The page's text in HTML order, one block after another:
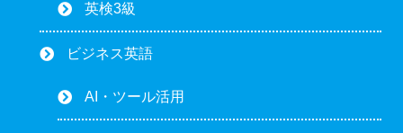
英検3級
ビジネス英語
AI・ツール活用